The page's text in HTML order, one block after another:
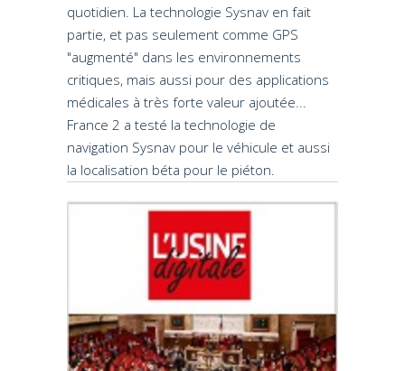
quotidien. La technologie Sysnav en fait
partie, et pas seulement comme GPS
"augmenté" dans les environnements
critiques, mais aussi pour des applications
médicales à très forte valeur ajoutée...
France 2 a testé la technologie de
navigation Sysnav pour le véhicule et aussi
la localisation béta pour le piéton.